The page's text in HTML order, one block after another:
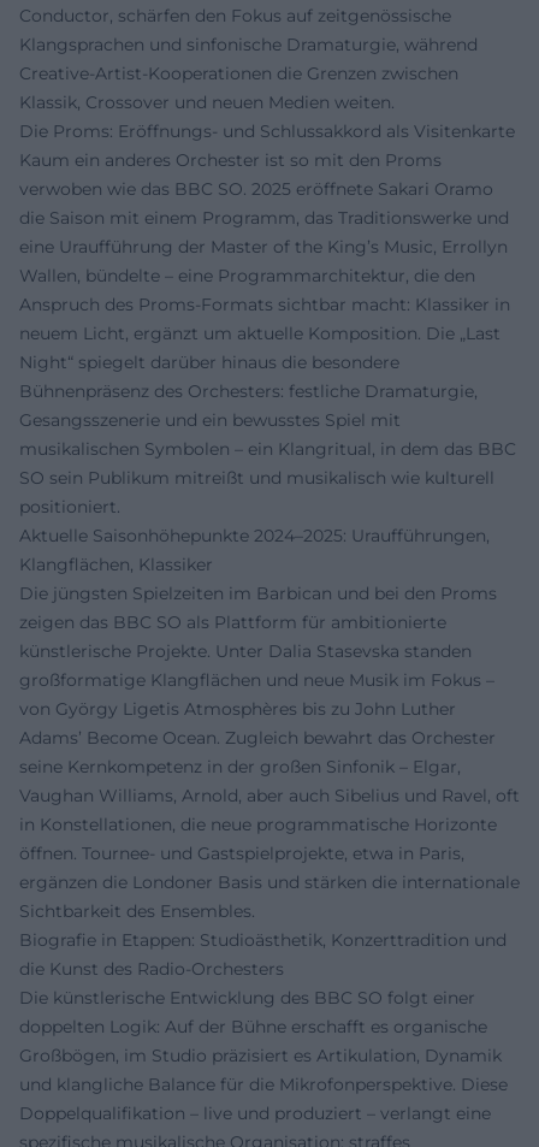
Conductor, schärfen den Fokus auf zeitgenössische
Klangsprachen und sinfonische Dramaturgie, während
Creative-Artist-Kooperationen die Grenzen zwischen
Klassik, Crossover und neuen Medien weiten.
Die Proms: Eröffnungs- und Schlussakkord als Visitenkarte
Kaum ein anderes Orchester ist so mit den Proms
verwoben wie das BBC SO. 2025 eröffnete Sakari Oramo
die Saison mit einem Programm, das Traditionswerke und
eine Uraufführung der Master of the King’s Music, Errollyn
Wallen, bündelte – eine Programmarchitektur, die den
Anspruch des Proms-Formats sichtbar macht: Klassiker in
neuem Licht, ergänzt um aktuelle Komposition. Die „Last
Night“ spiegelt darüber hinaus die besondere
Bühnenpräsenz des Orchesters: festliche Dramaturgie,
Gesangsszenerie und ein bewusstes Spiel mit
musikalischen Symbolen – ein Klangritual, in dem das BBC
SO sein Publikum mitreißt und musikalisch wie kulturell
positioniert.
Aktuelle Saisonhöhepunkte 2024–2025: Uraufführungen,
Klangflächen, Klassiker
Die jüngsten Spielzeiten im Barbican und bei den Proms
zeigen das BBC SO als Plattform für ambitionierte
künstlerische Projekte. Unter Dalia Stasevska standen
großformatige Klangflächen und neue Musik im Fokus –
von György Ligetis Atmosphères bis zu John Luther
Adams’ Become Ocean. Zugleich bewahrt das Orchester
seine Kernkompetenz in der großen Sinfonik – Elgar,
Vaughan Williams, Arnold, aber auch Sibelius und Ravel, oft
in Konstellationen, die neue programmatische Horizonte
öffnen. Tournee- und Gastspielprojekte, etwa in Paris,
ergänzen die Londoner Basis und stärken die internationale
Sichtbarkeit des Ensembles.
Biografie in Etappen: Studioästhetik, Konzerttradition und
die Kunst des Radio-Orchesters
Die künstlerische Entwicklung des BBC SO folgt einer
doppelten Logik: Auf der Bühne erschafft es organische
Großbögen, im Studio präzisiert es Artikulation, Dynamik
und klangliche Balance für die Mikrofonperspektive. Diese
Doppelqualifikation – live und produziert – verlangt eine
spezifische musikalische Organisation: straffes